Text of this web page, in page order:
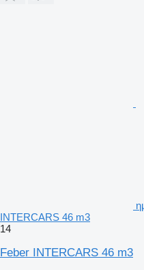
INTERCARS 46 m3
14
Feber INTERCARS 46 m3